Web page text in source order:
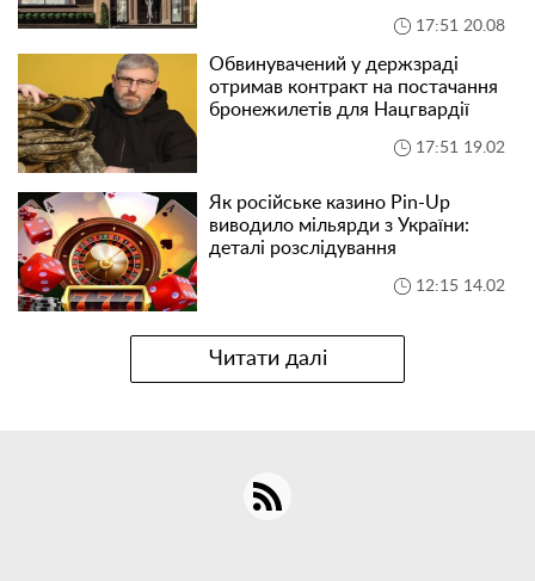
17:51 20.08
Обвинувачений у держзраді
отримав контракт на постачання
бронежилетів для Нацгвардії
17:51 19.02
Як російське казино Pin-Up
виводило мільярди з України:
деталі розслідування
12:15 14.02
Читати далі